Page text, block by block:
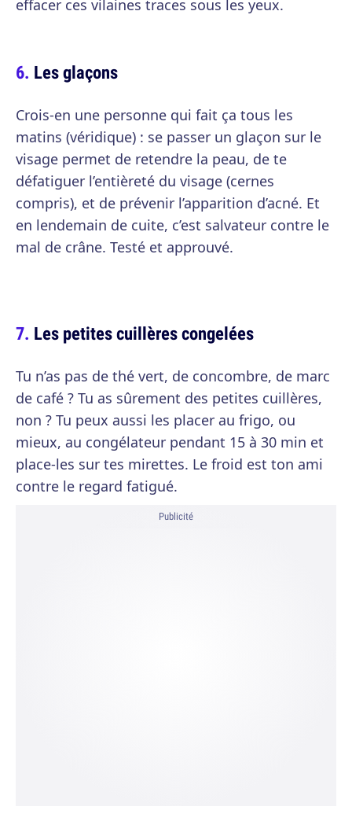
effacer ces vilaines traces sous les yeux.
Les glaçons
Crois-en une personne qui fait ça tous les
matins (véridique) : se passer un glaçon sur le
visage permet de retendre la peau, de te
défatiguer l’entièreté du visage (cernes
compris), et de prévenir l’apparition d’acné. Et
en lendemain de cuite, c’est salvateur contre le
mal de crâne. Testé et approuvé.
Les petites cuillères congelées
Tu n’as pas de thé vert, de concombre, de marc
de café ? Tu as sûrement des petites cuillères,
non ? Tu peux aussi les placer au frigo, ou
mieux, au congélateur pendant 15 à 30 min et
place-les sur tes mirettes. Le froid est ton ami
contre le regard fatigué.
Publicité